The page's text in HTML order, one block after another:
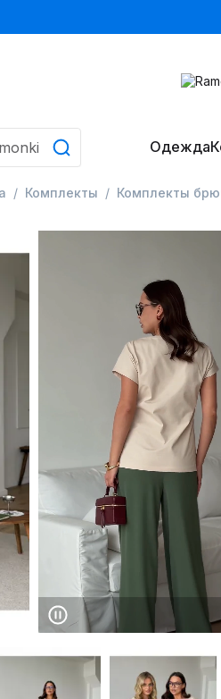
Одежда
Комплекты Комплекты